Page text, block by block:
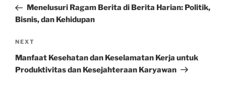
PostMenelusuri Ragam Berita di Berita Harian: Politik,
Bisnis, dan Kehidupan
Next
Post
NEXT
Manfaat Kesehatan dan Keselamatan Kerja untuk
Produktivitas dan Kesejahteraan Karyawan